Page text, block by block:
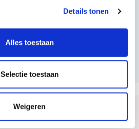
Details tonen
Alles toestaan
Selectie toestaan
Weigeren